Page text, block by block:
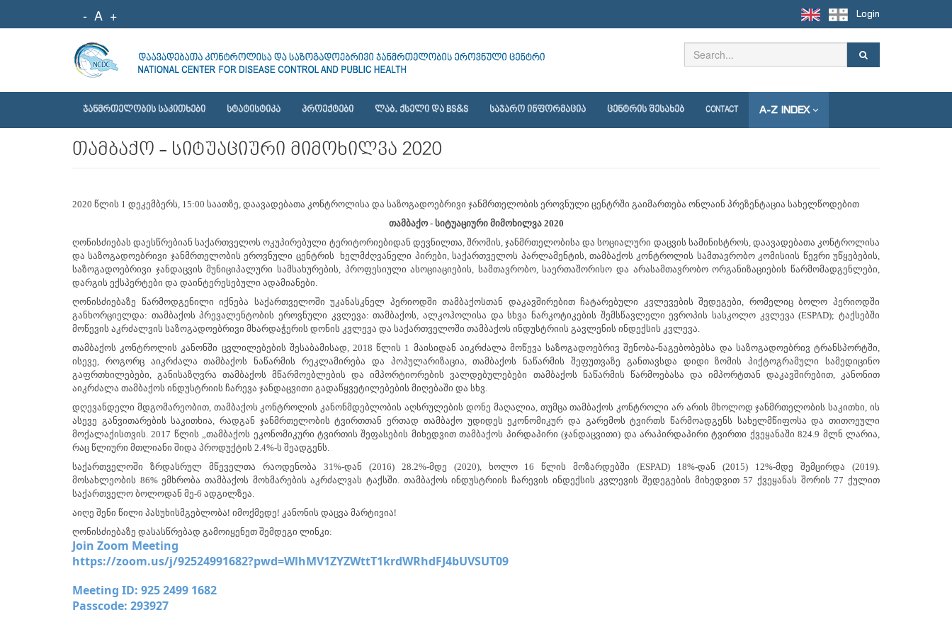
- A + Login
ᲯᲐᲜᲛᲠᲗᲔᲚᲝᲑᲘᲡ ᲡᲐᲙᲘᲗᲮᲔᲑᲘ ᲡᲢᲐᲢᲘᲡᲢᲘᲙᲐ ᲞᲠᲝᲔᲥᲢᲔᲑᲘ ᲚᲐᲑ. ᲥᲡᲔᲚᲘ ᲓᲐ BS&S ᲡᲐᲯᲐᲠᲝ ᲘᲜᲤᲝᲠᲛᲐᲪᲘᲐ ᲪᲔᲜᲢᲠᲘᲡ ᲨᲔᲡᲐᲮᲔᲑ CONTACT A-Z INDEX
თამბაქო - სიტუაციური მიმოხილვა 2020
2020 წლის 1 დეკემბერს, 15:00 საათზე, დაავადებათა კონტროლისა და საზოგადოებრივი ჯანმრთელობის ეროვნული ცენტრში გაიმართება ონლაინ პრეზენტაცია სახელწოდებით
თამბაქო - სიტუაციური მიმოხილვა 2020
ღონისძიებას დაესწრებიან საქართველოს ოკუპირებული ტერიტორიებიდან დევნილთა, შრომის, ჯანმრთელობისა და სოციალური დაცვის სამინისტროს, დაავადებათა კონტროლისა
და საზოგადოებრივი ჯანმრთელობის ეროვნული ცენტრის ხელმძღვანელი პირები, საქართველოს პარლამენტის, თამბაქოს კონტროლის სამთავრობო კომისიის წევრი უწყებების,
საზოგადოებრივი ჯანდაცვის მუნიციპალური სამსახურების, პროფესიული ასოციაციების, სამთავრობო, საერთაშორისო და არასამთავრობო ორგანიზაციების წარმომადგენლები,
დარგის ექსპერტები და დაინტერესებული ადამიანები.
ღონისძიებაზე წარმოდგენილი იქნება საქართველოში უკანასკნელ პერიოდში თამბაქოსთან დაკავშირებით ჩატარებული კვლევების შედეგები, რომელიც ბოლო პერიოდში
განხორციელდა: თამბაქოს პრევალენტობის ეროვნული კვლევა: თამბაქოს, ალკოჰოლისა და სხვა ნარკოტიკების შემსწავლელი ევროპის სასკოლო კვლევა (ESPAD); ტაქსებში
მოწევის აკრძალვის საზოგადოებრივი მხარდაჭერის დონის კვლევა და საქართველოში თამბაქოს ინდუსტრიის გავლენის ინდექსის კვლევა.
თამბაქოს კონტროლის კანონში ცვლილებების შესაბამისად, 2018 წლის 1 მაისიდან აიკრძალა მოწევა საზოგადოებრივ შენობა-ნაგებობებსა და საზოგადოებრივ ტრანსპორტში,
ისევე, როგორც აიკრძალა თამბაქოს ნაწარმის რეკლამირება და პოპულარიზაცია, თამბაქოს ნაწარმის შეფუთვაზე განთავსდა დიდი ზომის პიქტოგრამული სამედიცინო
გაფრთხილებები, განისაზღვრა თამბაქოს მწარმოებლების და იმპორტიორების ვალდებულებები თამბაქოს ნაწარმის წარმოებასა და იმპორტთან დაკავშირებით, კანონით
აიკრძალა თამბაქოს ინდუსტრიის ჩარევა ჯანდაცვითი გადაწყვეტილებების მიღებაში და სხვ.
დღევანდელი მდგომარეობით, თამბაქოს კონტროლის კანონმდებლობის აღსრულების დონე მაღალია, თუმცა თამბაქოს კონტროლი არ არის მხოლოდ ჯანმრთელობის საკითხი, ის
ასევე განვითარების საკითხია, რადგან ჯანმრთელობის ტვირთთან ერთად თამბაქო უდიდეს ეკონომიკურ და გარემოს ტვირთს წარმოადგენს სახელმწიფოსა და თითოეული
მოქალაქისთვის. 2017 წლის „თამბაქოს ეკონომიკური ტვირთის შეფასების მიხედვით თამბაქოს პირდაპირი (ჯანდაცვითი) და არაპირდაპირი ტვირთი ქვეყანაში 824.9 მლნ ლარია,
რაც წლიური მთლიანი შიდა პროდუქტის 2.4%-ს შეადგენს.
საქართველოში ზრდასრულ მწეველთა რაოდენობა 31%-დან (2016) 28.2%-მდე (2020), ხოლო 16 წლის მოზარდებში(ESPAD) 18%-დან (2015) 12%-მდე შემცირდა (2019).
მოსახლეობის 86% ემხრობა თამბაქოს მოხმარების აკრძალვას ტაქსში. თამბაქოს ინდუსტრიის ჩარევის ინდექსის კვლევის შედეგების მიხედვით 57 ქვეყანას შორის 77 ქულით
საქართველო ბოლოდან მე-6 ადგილზეა.
აიღე შენი წილი პასუხისმგებლობა! იმოქმედე! კანონის დაცვა მარტივია!
ღონისძიებაზე დასასწრებად გამოიყენეთ შემდეგი ლინკი:
Join Zoom Meeting
https://zoom.us/j/92524991682?pwd=WlhMV1ZYZWttT1krdWRhdFJ4bUVSUT09
Meeting ID: 925 2499 1682
Passcode: 293927